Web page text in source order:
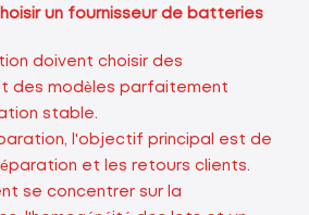
un fournisseur de batteries
doivent choisir des
des modèles parfaitement
stable.
l'objectif principal est de
et les retours clients.
se concentrer sur la